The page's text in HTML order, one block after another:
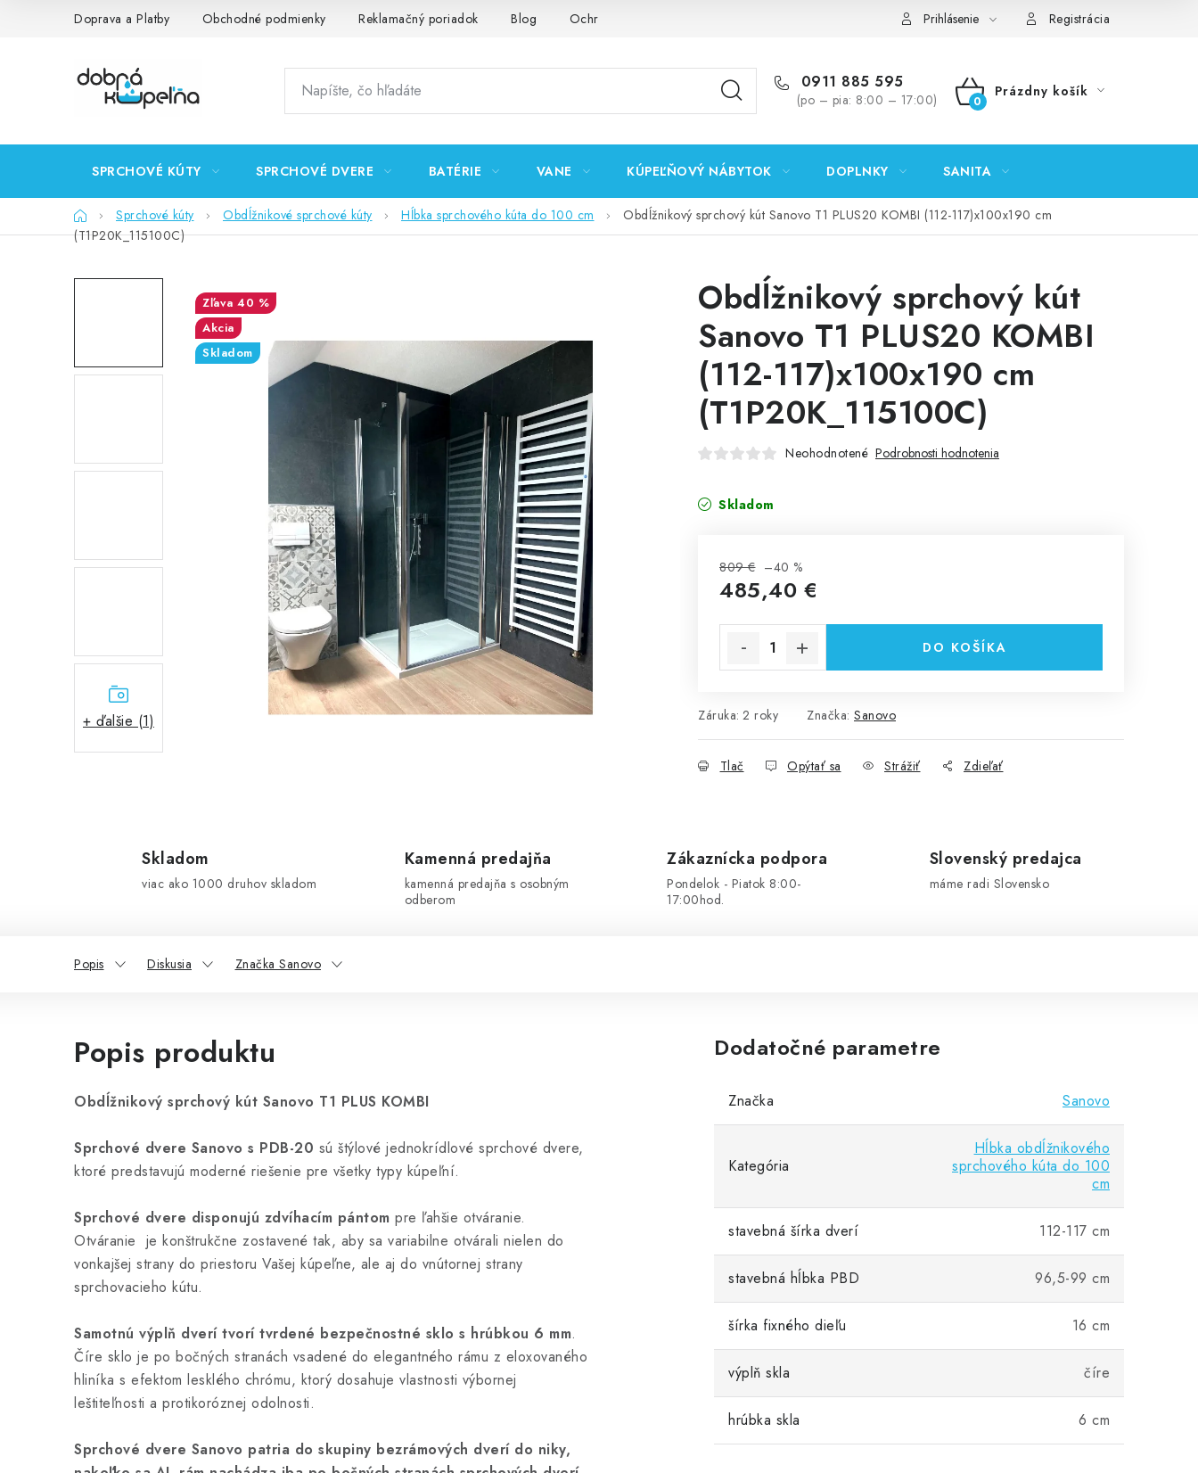
Doprava a Platby Obchodné podmienky Reklamačný poriadok Blog Ochrana osobných údajov GDPR Predajňa Nitra Formulár na vrátenie tovaru
Prihlásenie Registrácia
0911 885 595
(po – pia: 8:00 – 17:00)
NÁKUPNÝ
Prázdny košík
SPRCHOVÉ KÚTY SPRCHOVÉ DVERE BATÉRIE VANE KÚPEĽŇOVÝ NÁBYTOK DOPLNKY SANITA
DomovSprchové kúty Obdĺžnikové sprchové kúty Hĺbka sprchového kúta do 100 cm
Obdĺžnikový sprchový kút Sanovo T1 PLUS20 KOMBI (112-117)x100x190 cm
(T1P20K_115100C)
+ ďalšie (1)
Obdĺžnikový sprchový kút
Sanovo T1 PLUS20 KOMBI
(112-117)x100x190 cm
(T1P20K_115100C)
Neohodnotené Podrobnosti hodnotenia
Skladom
809 € –40 %
485,40 €
DO KOŠÍKA
Záruka: 2 roky Značka: Sanovo
Tlač Opýtať sa Strážiť Zdieľať
40 %
Akcia
Skladom
Skladom
viac ako 1000 druhov skladom
Kamenná predajňa
kamenná predajňa s osobným
odberom
Zákaznícka podpora
Pondelok - Piatok 8:00-
17:00hod.
Slovenský predajca
máme radi Slovensko
Popis Diskusia Značka Sanovo
Popis produktu
Obdĺžnikový sprchový kút Sanovo T1 PLUS KOMBI
Sprchové dvere Sanovo s PDB-20 sú štýlové jednokrídlové sprchové dvere,
ktoré predstavujú moderné riešenie pre všetky typy kúpeľní.
Sprchové dvere disponujú zdvíhacím pántom pre ľahšie otváranie.
Otváranie je konštrukčne zostavené tak, aby sa variabilne otvárali nielen do
vonkajšej strany do priestoru Vašej kúpeľne, ale aj do vnútornej strany
sprchovacieho kútu.
Samotnú výplň dverí tvorí tvrdené bezpečnostné sklo s hrúbkou 6 mm.
Číre sklo je po bočných stranách vsadené do elegantného rámu z eloxovaného
hliníka s efektom lesklého chrómu, ktorý dosahuje vlastnosti výbornej
leštiteľnosti a protikoróznej odolnosti.
Sprchové dvere Sanovo patria do skupiny bezrámových dverí do niky,
Dodatočné parametre
Značka Sanovo
Kategória
Hĺbka obdĺžnikového
sprchového kúta do 100
cm
stavebná šírka dverí 112-117 cm
stavebná hĺbka PBD 96,5-99 cm
šírka fixného dieľu 16 cm
výplň skla číre
hrúbka skla 6 cm